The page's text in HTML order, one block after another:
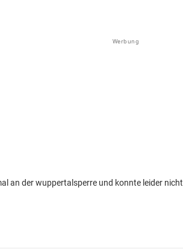
Werbung
an der wuppertalsperre und konnte leider